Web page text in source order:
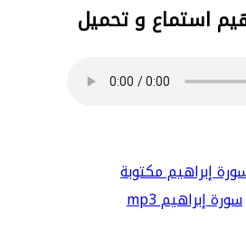
استماع و تحميل
إبراهيم مكتوبة
سورة إبراهيم mp3